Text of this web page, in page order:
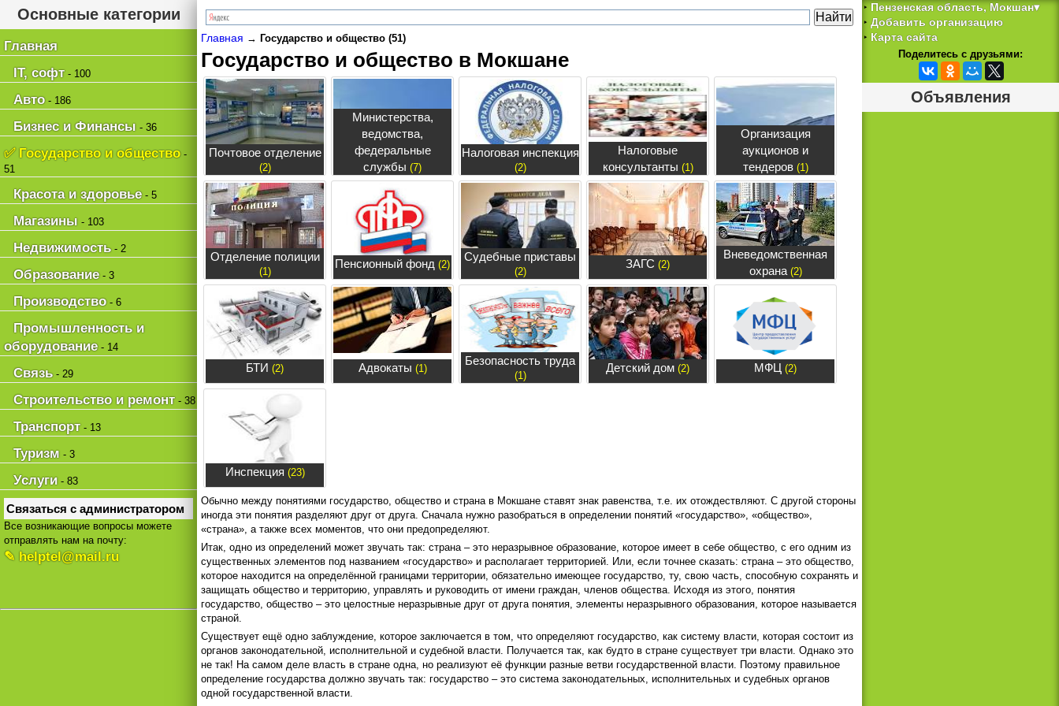
Основные категории
Главная
IT, софт- 100
Авто- 186
Бизнес и Финансы - 36
✅ Государство и общество-
51
Красота и здоровье- 5
Магазины - 103
Недвижимость- 2
Образование- 3
Производство- 6
Промышленность и
оборудование- 14
Связь- 29
Строительство и ремонт- 38
Транспорт- 13
Туризм - 3
Услуги - 83
Связаться с администратором
Все возникающие вопросы можете
отправлять нам на почту:
✎ helptel@mail.ru
Главная → Государство и общество (51)
Государство и общество в Мокшане
Почтовое отделение
(2)
Министерства,
ведомства,
федеральные
службы (7)
Налоговая инспекция
(2)
Налоговые
консультанты (1)
Организация
аукционов и
тендеров(1)
Отделение полиции
(1)
Пенсионный фонд (2)
Судебные приставы
(2)
ЗАГС (2)
Вневедомственная
охрана(2)
БТИ (2) Адвокаты (1)
Безопасность труда
(1)
Детский дом (2) МФЦ (2)
Инспекция (23)
Обычно между понятиями государство, общество и страна в Мокшане ставят знак равенства, т.е. их отождествляют. С другой стороны
иногда эти понятия разделяют друг от друга. Сначала нужно разобраться в определении понятий «государство», «общество»,
«страна», а также всех моментов, что они предопределяют.
Итак, одно из определений может звучать так: страна – это неразрывное образование, которое имеет в себе общество, с его одним из
существенных элементов под названием «государство» и располагает территорией. Или, если точнее сказать: страна – это общество,
которое находится на определённой границами территории, обязательно имеющее государство, ту, свою часть, способную сохранять и
защищать общество и территорию, управлять и руководить от имени граждан, членов общества. Исходя из этого, понятия
государство, общество – это целостные неразрывные друг от друга понятия, элементы неразрывного образования, которое называется
страной.
Существует ещё одно заблуждение, которое заключается в том, что определяют государство, как систему власти, которая состоит из
органов законодательной, исполнительной и судебной власти. Получается так, как будто в стране существует три власти. Однако это
не так! На самом деле власть в стране одна, но реализуют её функции разные ветви государственной власти. Поэтому правильное
определение государства должно звучать так: государство – это система законодательных, исполнительных и судебных органов
одной государственной власти.
‣ Пензенская область, Мокшан▾
‣ Добавить организацию
‣ Карта сайта
Поделитесь с друзьями:
Объявления